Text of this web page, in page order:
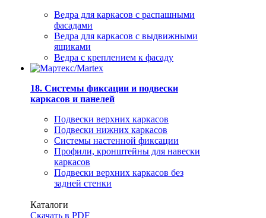
Ведра для каркасов с распашными
фасадами
Ведра для каркасов с выдвижными
ящиками
Ведра с креплением к фасаду
18. Системы фиксации и подвески
каркасов и панелей
Подвески верхних каркасов
Подвески нижних каркасов
Системы настенной фиксации
Профили, кронштейны для навески
каркасов
Подвески верхних каркасов без
задней стенки
Каталоги
Скачать в PDF